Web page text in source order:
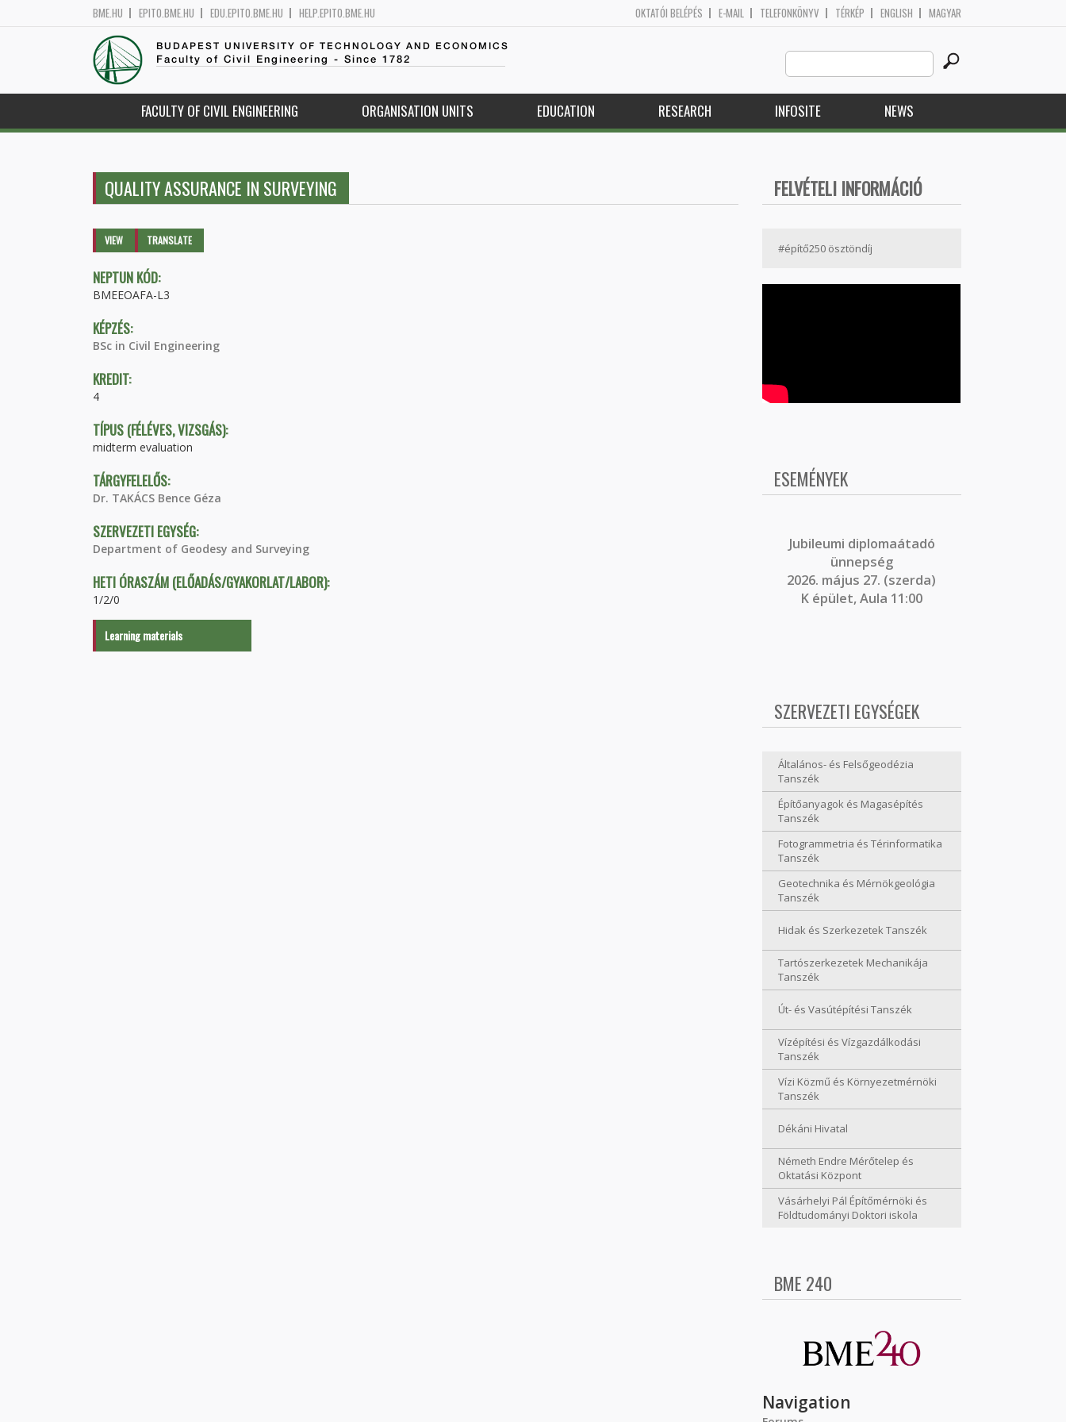
BME.HU EPITO.BME.HU EDU.EPITO.BME.HU HELP.EPITO.BME.HU OKTATÓI BELÉPÉS E-MAIL TELEFONKÖNYV TÉRKÉP ENGLISH MAGYAR
BUDAPEST UNIVERSITY OF TECHNOLOGY AND ECONOMICS
Faculty of Civil Engineering - Since 1782
Search
this
site
FACULTY OF CIVIL ENGINEERING ORGANISATION UNITS EDUCATION RESEARCH INFOSITE NEWS
QUALITY ASSURANCE IN SURVEYING
Primary tabs
VIEW (ACTIVETRANSLATE
NEPTUN KÓD:
BMEEOAFA-L3
KÉPZÉS:
BSc in Civil Engineering
KREDIT:
4
TÍPUS (FÉLÉVES, VIZSGÁS):
midterm evaluation
TÁRGYFELELŐS:
Dr. TAKÁCS Bence Géza
SZERVEZETI EGYSÉG:
Department of Geodesy and Surveying
HETI ÓRASZÁM (ELŐADÁS/GYAKORLAT/LABOR):
1/2/0
Learning materials
FELVÉTELI INFORMÁCIÓ
#építő250 ösztöndíj
ESEMÉNYEK
Jubileumi diplomaátadó
ünnepség
2026. május 27. (szerda)
K épület, Aula 11:00
SZERVEZETI EGYSÉGEK
Általános- és Felsőgeodézia
Tanszék
Építőanyagok és Magasépítés
Tanszék
Fotogrammetria és Térinformatika
Tanszék
Geotechnika és Mérnökgeológia
Tanszék
Hidak és Szerkezetek Tanszék
Tartószerkezetek Mechanikája
Tanszék
Út- és Vasútépítési Tanszék
Vízépítési és Vízgazdálkodási
Tanszék
Vízi Közmű és Környezetmérnöki
Tanszék
Dékáni Hivatal
Németh Endre Mérőtelep és
Oktatási Központ
Vásárhelyi Pál Építőmérnöki és
Földtudományi Doktori iskola
BME 240
Navigation